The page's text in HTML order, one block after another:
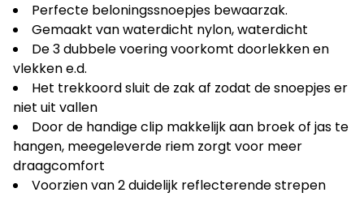
Perfecte beloningssnoepjes bewaarzak.
Gemaakt van waterdicht nylon, waterdicht
De 3 dubbele voering voorkomt doorlekken en
vlekken e.d.
Het trekkoord sluit de zak af zodat de snoepjes er
niet uit vallen
Door de handige clip makkelijk aan broek of jas te
hangen, meegeleverde riem zorgt voor meer
draagcomfort
Voorzien van 2 duidelijk reflecterende strepen